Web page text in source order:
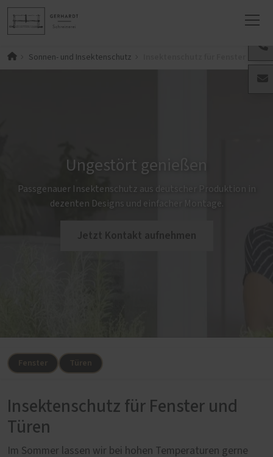
Sonnen- und Insektenschutz
Ungestört genießen
Passgenauer Insektenschutz aus deutscher Produktion in
dezenten Designs und einfacher Montage.
Fenster Türen
Insektenschutz für Fenster und
Türen
Im Sommer lassen wir bei hohen Temperaturen gerne